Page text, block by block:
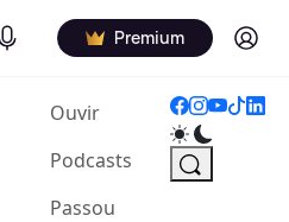
Podcasts Premium Log in
Ouvir(current)
Podcasts
Passou